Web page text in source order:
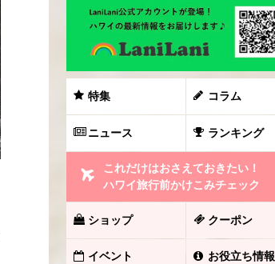
特集 コラム
ニュース ランキング
これだけはおさえておきたい！
ハワイ旅行前かけこみチェック
ショップ クーポン
イベント お役立ち情報